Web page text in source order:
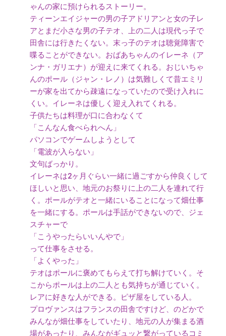
ゃんの家に預けられるストーリー。
ティーンエイジャーの男の子アドリアンと女の子レ
アとまだ小さな男の子テオ、上の二人は現代っ子で
田舎には行きたくない。末っ子のテオは聴覚障害で
喋ることができない。おばあちゃんのイレーネ（ア
ンナ・ガリエナ）が迎えに来てくれる。おじいちゃ
んのポール（ジャン・レノ）は気難しくて昔エミリ
ーが家を出てから疎遠になっていたので受け入れに
くい。イレーネは優しく迎え入れてくれる。
子供たちは料理が口に合わなくて
「こんなん食べられへん」
パソコンでゲームしようとして
「電波が入らない」
文句ばっかり。
イレーネは2ヶ月ぐらい一緒に過ごすから仲良くして
ほしいと思い、地元のお祭りに上の二人を連れて行
く。ポールがテオと一緒にいることになって畑仕事
を一緒にする。ポールは手話ができないので、ジェ
スチャーで
「こうやったらいいんやで」
って仕事をさせる。
「よくやった」
テオはポールに褒めてもらえて打ち解けていく。そ
こからポールは上の二人とも気持ちが通じていく。
レアに好きな人ができる。ピザ屋をしている人。
プロヴァンスはフランスの田舎ですけど、のどかで
みんなが畑仕事をしていたり、地元の人が集まる酒
場があったり、みんながギュッと繋がっているコミ